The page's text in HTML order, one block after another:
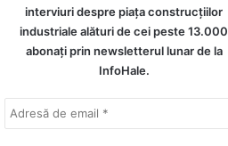
interviuri despre piața construcțiilor
industriale alături de cei peste 13.000
abonați prin newsletterul lunar de la
InfoHale.